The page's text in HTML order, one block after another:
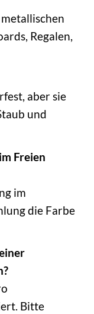
Regalen,
aber sie
und
Freien
im
die Farbe
Bitte